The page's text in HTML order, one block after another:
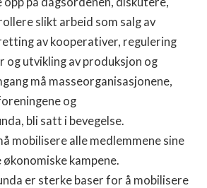
slikt arbeid som salg av
av kooperativer, regulering
og utvikling av produksjon og
må masseorganisasjonene,
og
bli satt i bevegelse.
mobilisere alle medlemmene sine
økonomiske kampene.
er sterke baser for å mobilisere